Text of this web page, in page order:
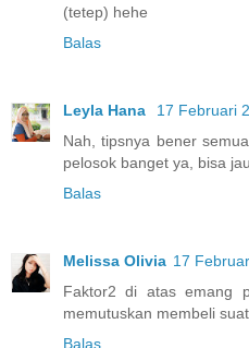
(tetep) hehe
Balas
Leyla Hana
17 Februari
Nah, tipsnya bener
pelosok banget ya, bisa
Balas
Melissa Olivia 17
Faktor2 di atas emang
memutuskan membeli
Balas